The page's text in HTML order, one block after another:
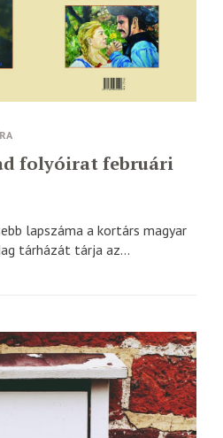
folyóirat februári
lapszáma a kortárs magyar
tárházát tárja az...